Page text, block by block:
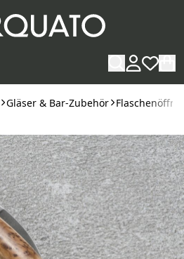
Gläser & Bar-Zubehör